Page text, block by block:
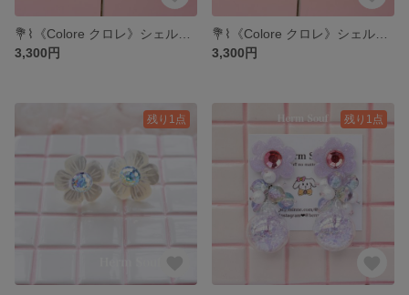
3,300円
3,300円
残り1点 残り1点